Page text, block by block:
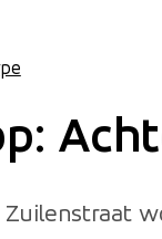
Zuilenstraat